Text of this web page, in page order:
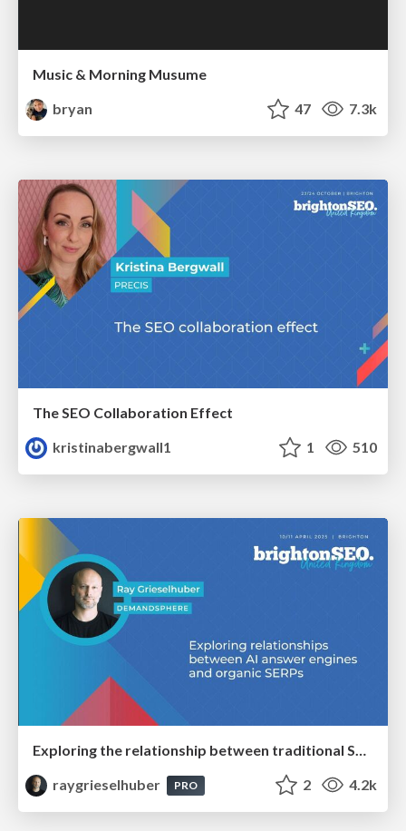
Music & Morning Musume
bryan
47 7.3k
The SEO Collaboration Effect
kristinabergwall1
1 510
Exploring the relationship between traditional SERPs and Gen AI search
raygrieselhuber
PRO 2 4.2k